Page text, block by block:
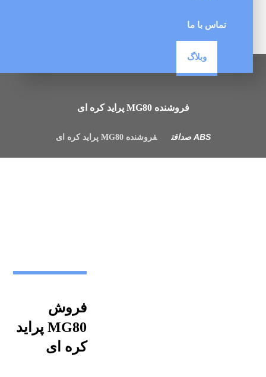
تماس با ما
وبلاگ
فروشنده MG80 پراید کره ای
فروشنده MG80 پراید کره ای
فروش
MG80 پراید
کره ای